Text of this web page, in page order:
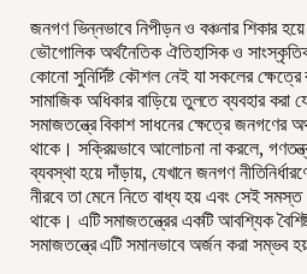
জনগণ ভিন্নভাবে নিপীড়ন ও বঞ্চনার শিকার
ভৌগোলিক অর্থনৈতিক ঐতিহাসিক ও
কোনো সুনির্দিষ্ট কৌশল নেই যা সকলের
সামাজিক অধিকার বাড়িয়ে তুলতে ব্যবহার করা
সমাজতন্ত্রে বিকাশ সাধনের ক্ষেত্রে
থাকে। সক্রিয়ভাবে আলোচনা না করলে,
ব্যবস্থা হয়ে দাঁড়ায়, যেখানে জনগণ
নীরবে তা মেনে নিতে বাধ্য হয় এবং সেই
থাকে। এটি সমাজতন্ত্রের একটি আবশ্যিক
সমাজতন্ত্রে এটি সমানভাবে অর্জন করা সম্ভব